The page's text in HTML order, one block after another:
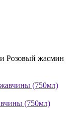
Розовый жасмин
(750мл)